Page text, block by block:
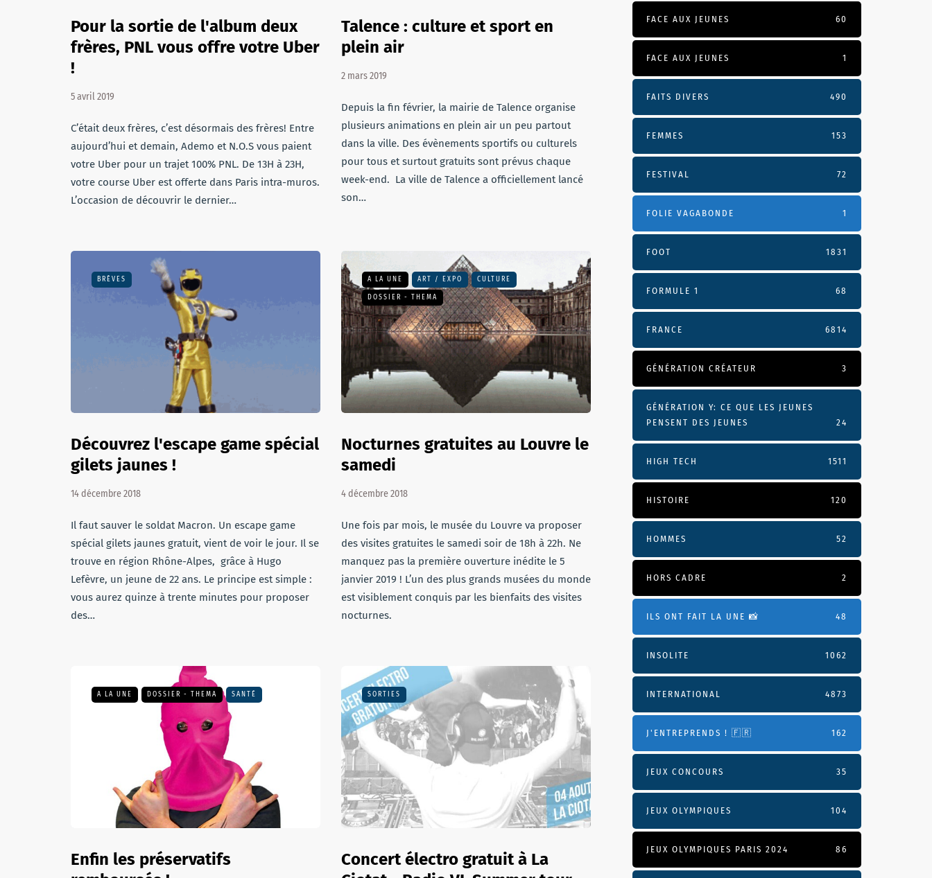
Pour la sortie de l'album deux
frères, PNL vous offre votre Uber
!
5 avril 2019
C’était deux frères, c’est désormais des frères! Entre
aujourd’hui et demain, Ademo et N.O.S vous paient
votre Uber pour un trajet 100% PNL. De 13H à 23H,
votre course Uber est offerte dans Paris intra-muros.
L’occasion de découvrir le dernier…
Talence : culture et sport en
plein air
2 mars 2019
Depuis la fin février, la mairie de Talence organise
plusieurs animations en plein air un peu partout
dans la ville. Des évènements sportifs ou culturels
pour tous et surtout gratuits sont prévus chaque
week-end. La ville de Talence a officiellement lancé
son…
BRÈVES
Découvrez l'escape game spécial
gilets jaunes !
14 décembre 2018
Il faut sauver le soldat Macron. Un escape game
spécial gilets jaunes gratuit, vient de voir le jour. Il se
trouve en région Rhône-Alpes, grâce à Hugo
Lefèvre, un jeune de 22 ans. Le principe est simple :
vous aurez quinze à trente minutes pour proposer
des…
A LA UNE ART / EXPO CULTURE
DOSSIER - THEMA
Nocturnes gratuites au Louvre le
samedi
4 décembre 2018
Une fois par mois, le musée du Louvre va proposer
des visites gratuites le samedi soir de 18h à 22h. Ne
manquez pas la première ouverture inédite le 5
janvier 2019 ! L’un des plus grands musées du monde
est visiblement conquis par les bienfaits des visites
nocturnes.
A LA UNE DOSSIER - THEMA SANTÉ
Enfin les préservatifs
SORTIES
Concert électro gratuit à La
FACE AUX JEUNES 60
FACE AUX JEUNES 1
FAITS DIVERS 490
FEMMES 153
FESTIVAL 72
FOLIE VAGABONDE 1
FOOT 1831
FORMULE 1 68
FRANCE 6814
GÉNÉRATION CRÉATEUR 3
GÉNÉRATION Y: CE QUE LES JEUNES
PENSENT DES JEUNES
24
HIGH TECH 1511
HISTOIRE 120
HOMMES 52
HORS CADRE 2
ILS ONT FAIT LA UNE 📸 48
INSOLITE 1062
INTERNATIONAL 4873
J'ENTREPRENDS ! 🇫🇷 162
JEUX CONCOURS 35
JEUX OLYMPIQUES 104
JEUX OLYMPIQUES PARIS 2024 86